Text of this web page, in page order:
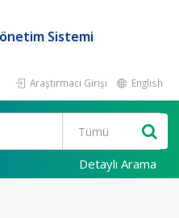
Sistemi
Araştırmacı Girişi English
Detaylı Arama